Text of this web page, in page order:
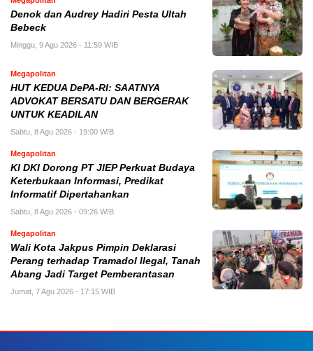
Denok dan Audrey Hadiri Pesta Ultah
Bebeck
Minggu, 9 Agu 2026 - 11:59 WIB
Megapolitan
HUT KEDUA DePA-RI: SAATNYA
ADVOKAT BERSATU DAN BERGERAK
UNTUK KEADILAN
Sabtu, 8 Agu 2026 - 19:00 WIB
Megapolitan
KI DKI Dorong PT JIEP Perkuat Budaya
Keterbukaan Informasi, Predikat
Informatif Dipertahankan
Sabtu, 8 Agu 2026 - 09:26 WIB
Megapolitan
Wali Kota Jakpus Pimpin Deklarasi
Perang terhadap Tramadol Ilegal, Tanah
Abang Jadi Target Pemberantasan
Jumat, 7 Agu 2026 - 17:15 WIB